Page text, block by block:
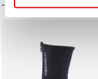
polyvalents.